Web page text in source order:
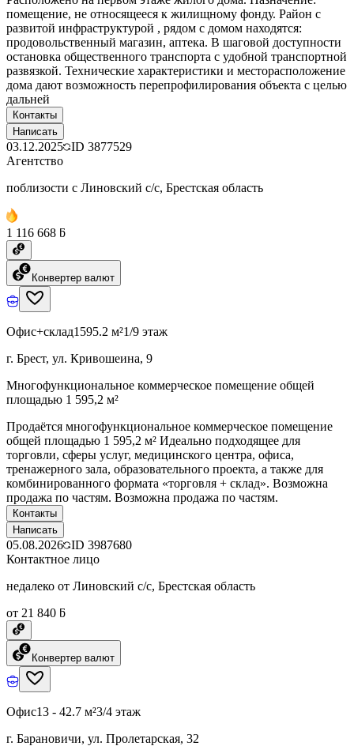
помещение, не относящееся к жилищному фонду. Район с
развитой инфраструктурой , рядом с домом находятся:
продовольственный магазин, аптека. В шаговой доступности
остановка общественного транспорта с удобной транспортной
развязкой. Технические характеристики и месторасположение
дома дают возможность перепрофилирования объекта с целью
дальней
Контакты
Написать
03.12.2025 ID 3877529
Агентство
поблизости с Линовский с/с, Брестская область
1 116 668 ƃ
Конвертер валют
Офис+склад1595.2 м²1/9 этаж
г. Брест, ул. Кривошеина, 9
Многофункциональное коммерческое помещение общей
площадью 1 595,2 м²
Продаётся многофункциональное коммерческое помещение
общей площадью 1 595,2 м² Идеально подходящее для
торговли, сферы услуг, медицинского центра, офиса,
тренажерного зала, образовательного проекта, а также для
комбинированного формата «торговля + склад». Возможна
продажа по частям. Возможна продажа по частям.
Контакты
Написать
05.08.2026 ID 3987680
Контактное лицо
недалеко от Линовский с/с, Брестская область
от 21 840 ƃ
Конвертер валют
Офис13 - 42.7 м²3/4 этаж
г. Барановичи, ул. Пролетарская, 32